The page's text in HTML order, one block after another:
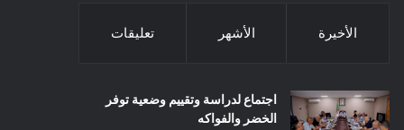
الأخيرة الأشهر تعليقات
اجتماع لدراسة وتقييم وضعية توفر
الخضر والفواكه